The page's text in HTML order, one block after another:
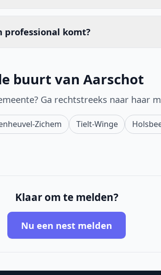
professional komt?
buurt van Aarschot
Ga rechtstreeks naar haar
Zichem Tielt-Winge
Klaar om te melden?
Nu een nest melden